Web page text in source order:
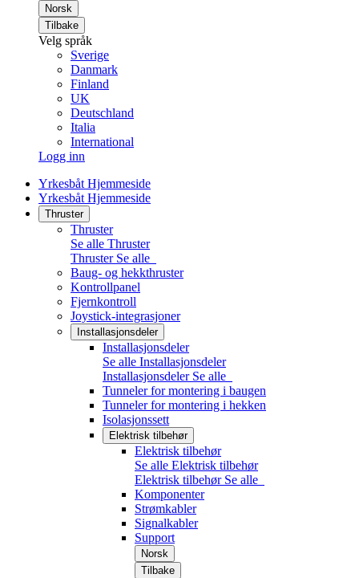
Norsk
Tilbake
Velg språk
Sverige
Danmark
Finland
UK
Deutschland
Italia
International
Logg inn
Yrkesbåt Hjemmeside
Yrkesbåt Hjemmeside
Thruster
Thruster
Se alle Thruster
Thruster Se alle
Baug- og hekkthruster
Kontrollpanel
Fjernkontroll
Joystick-integrasjoner
Installasjonsdeler
Installasjonsdeler
Se alle Installasjonsdeler
Installasjonsdeler Se alle
Tunneler for montering i baugen
Tunneler for montering i hekken
Isolasjonssett
Elektrisk tilbehør
Elektrisk tilbehør
Se alle Elektrisk tilbehør
Elektrisk tilbehør Se alle
Komponenter
Strømkabler
Signalkabler
Support
Norsk
Tilbake